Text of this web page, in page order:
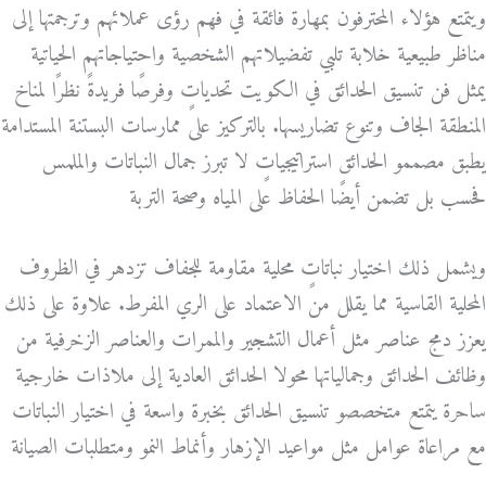
ويتمتع هؤلاء المحترفون بمهارة فائقة في فهم رؤى عملائهم وترجمتها إلى
مناظر طبيعية خلابة تلبي تفضيلاتهم الشخصية واحتياجاتهم الحياتية
يمثل فن تنسيق الحدائق في الكويت تحدياتٍ وفرصًا فريدةً نظرًا لمناخ
المنطقة الجاف وتنوع تضاريسها. بالتركيز على ممارسات البستنة المستدامة
يطبق مصممو الحدائق استراتيجياتٍ لا تبرز جمال النباتات والملمس
فحسب بل تضمن أيضًا الحفاظ على المياه وصحة التربة
ويشمل ذلك اختيار نباتاتٍ محلية مقاومة للجفاف تزدهر في الظروف
المحلية القاسية مما يقلل من الاعتماد على الري المفرط. علاوة على ذلك
يعزز دمج عناصر مثل أعمال التشجير والممرات والعناصر الزخرفية من
وظائف الحدائق وجمالياتها محولا الحدائق العادية إلى ملاذات خارجية
ساحرة يتمتع متخصصو تنسيق الحدائق بخبرة واسعة في اختيار النباتات
مع مراعاة عوامل مثل مواعيد الإزهار وأنماط النمو ومتطلبات الصيانة